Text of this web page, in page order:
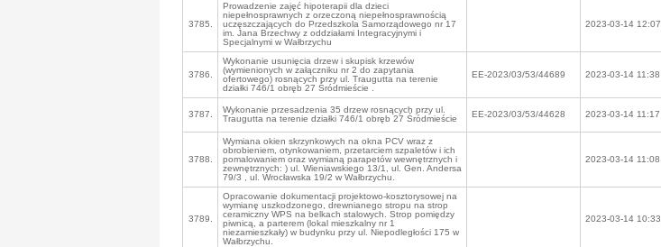
3785.
Prowadzenie zajęć hipoterapii dla dzieci
niepełnosprawnych z orzeczoną niepełnosprawnością
uczęszczających do Przedszkola Samorządowego nr 17
im. Jana Brzechwy z oddziałami Integracyjnymi i
Specjalnymi w Wałbrzychu
2023-03-14 12:07
3786.
Wykonanie usunięcia drzew i skupisk krzewów
(wymienionych w załączniku nr 2 do zapytania
ofertowego) rosnących przy ul. Traugutta na terenie
działki 746/1 obręb 27 Śródmieście .
EE-2023/03/53/44689 2023-03-14 11:38
3787.
Wykonanie przesadzenia 35 drzew rosnących przy ul.
Traugutta na terenie działki 746/1 obręb 27 Śródmieście
EE-2023/03/53/44628 2023-03-14 11:17
3788.
Wymiana okien skrzynkowych na okna PCV wraz z
obrobieniem, otynkowaniem, przetarciem szpaletów i ich
pomalowaniem oraz wymianą parapetów wewnętrznych i
zewnętrznych: ) ul. Wieniawskiego 13/1, ul. Gen. Andersa
79/3 , ul. Wrocławska 19/2 w Wałbrzychu.
2023-03-14 11:08
3789.
Opracowanie dokumentacji projektowo-kosztorysowej na
wymianę uszkodzonego, drewnianego stropu na strop
ceramiczny WPS na belkach stalowych. Strop pomiędzy
piwnicą, a parterem (lokal mieszkalny nr 1
niezamieszkały) w budynku przy ul. Niepodległości 175 w
Wałbrzychu.
2023-03-14 10:33